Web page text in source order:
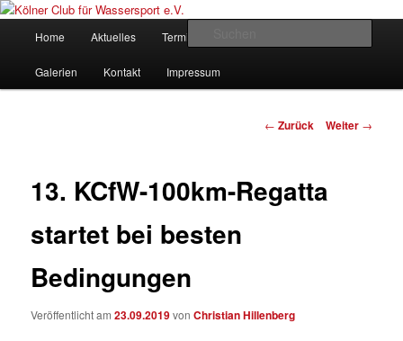
Zum
wechseln
Kölner Club für Wassersport e.V.
gegründet 1907
Home Aktuelles Termine
Galerien Kontakt Impressum
Beitrags-
← Zurück Weiter →
13. KCfW-100km-Regatta
startet bei besten
Bedingungen
Veröffentlicht am23.09.2019vonChristian Hillenberg